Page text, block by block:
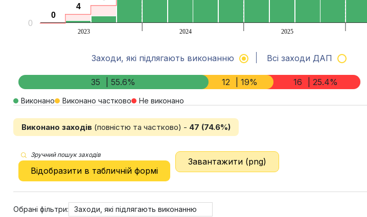
0
0
4
4
2023 2024 2025
0
Заходи, які підлягають виконанню Всі заходи ДАП
35 | 55.6% 12 | 19% 16 | 25.4%
Виконано Виконано частково Не виконано
Виконано заходів(повністю та частково) - 47 (74.6%)
Зручний пошук заходів
Відобразити в табличній формі
Завантажити (png)
Обрані фільтри: Заходи, які підлягають виконанню